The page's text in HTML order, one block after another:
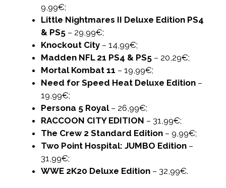
9,99€;
Little Nightmares II Deluxe Edition PS4
& PS5 – 29,99€;
Knockout City – 14,99€;
Madden NFL 21 PS4 & PS5 – 20,29€;
Mortal Kombat 11 – 19,99€;
Need for Speed Heat Deluxe Edition –
19,99€;
Persona 5 Royal– 26,99€;
RACCOON CITY EDITION – 31,99€;
The Crew 2 Standard Edition – 9,99€;
Two Point Hospital: JUMBO Edition –
31,99€;
WWE 2K20 Deluxe Edition – 32,99€.